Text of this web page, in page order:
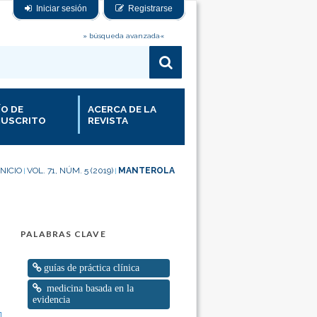
Iniciar sesión Registrarse
» búsqueda avanzada«
DE
ACERCA DE LA
REVISTA
VOL. 71, NÚM. 5 (2019) MANTEROLA
PALABRAS CLAVE
guías de práctica clínica
medicina basada en la
evidencia